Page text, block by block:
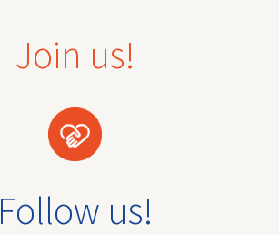
Join us!
Follow us!